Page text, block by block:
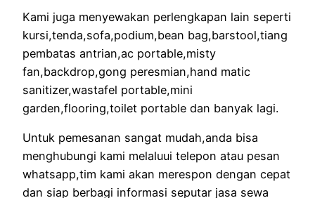
Kami juga menyewakan perlengkapan lain seperti
kursi,tenda,sofa,podium,bean bag,barstool,tiang
pembatas antrian,ac portable,misty
fan,backdrop,gong peresmian,hand matic
sanitizer,wastafel portable,mini
garden,flooring,toilet portable dan banyak lagi.
Untuk pemesanan sangat mudah,anda bisa
menghubungi kami melaluui telepon atau pesan
whatsapp,tim kami akan merespon dengan cepat
dan siap berbagi informasi seputar jasa sewa